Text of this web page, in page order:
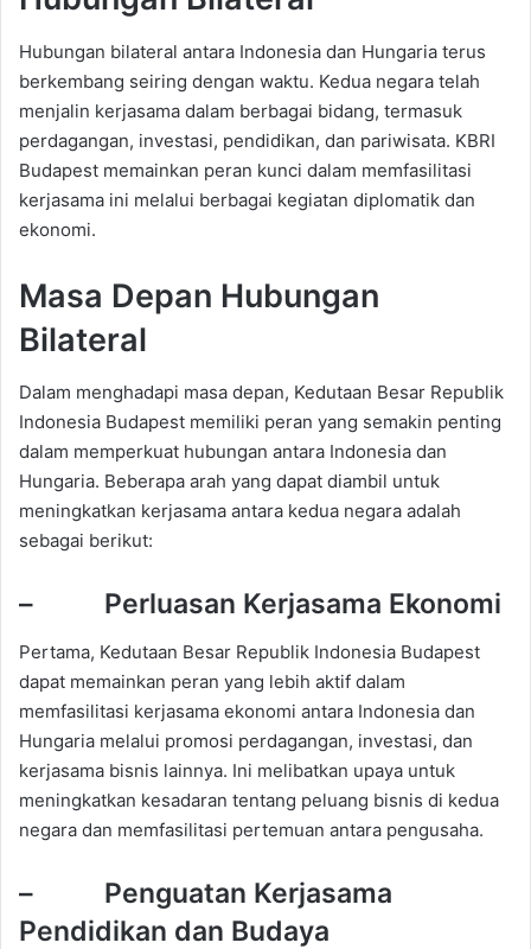
Hubungan bilateral antara Indonesia dan Hungaria terus
berkembang seiring dengan waktu. Kedua negara telah
menjalin kerjasama dalam berbagai bidang, termasuk
perdagangan, investasi, pendidikan, dan pariwisata. KBRI
Budapest memainkan peran kunci dalam memfasilitasi
kerjasama ini melalui berbagai kegiatan diplomatik dan
ekonomi.
Masa Depan Hubungan
Bilateral
Dalam menghadapi masa depan, Kedutaan Besar Republik
Indonesia Budapest memiliki peran yang semakin penting
dalam memperkuat hubungan antara Indonesia dan
Hungaria. Beberapa arah yang dapat diambil untuk
meningkatkan kerjasama antara kedua negara adalah
sebagai berikut:
– Perluasan Kerjasama Ekonomi
Pertama, Kedutaan Besar Republik Indonesia Budapest
dapat memainkan peran yang lebih aktif dalam
memfasilitasi kerjasama ekonomi antara Indonesia dan
Hungaria melalui promosi perdagangan, investasi, dan
kerjasama bisnis lainnya. Ini melibatkan upaya untuk
meningkatkan kesadaran tentang peluang bisnis di kedua
negara dan memfasilitasi pertemuan antara pengusaha.
– Penguatan Kerjasama
Pendidikan dan Budaya